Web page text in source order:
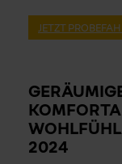
JETZT
2024